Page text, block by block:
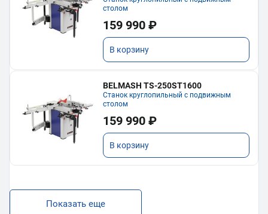
столом
159 990 ₽
В корзину
BELMASH TS-250ST1600
Станок круглопильный с подвижным
столом
159 990 ₽
В корзину
Показать еще